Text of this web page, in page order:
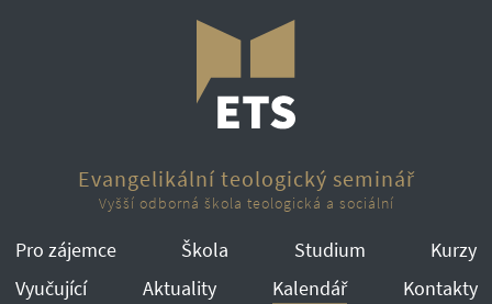
Evangelikální teologický seminář
Vyšší odborná škola teologická a sociální
Pro zájemce Škola Studium
Kurzy
Vyučující
Aktuality Kalendář Kontakty